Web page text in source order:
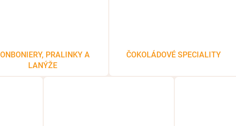
PRALINKY A
LANÝŽE
ČOKOLÁDOVÉ SPECIALITY